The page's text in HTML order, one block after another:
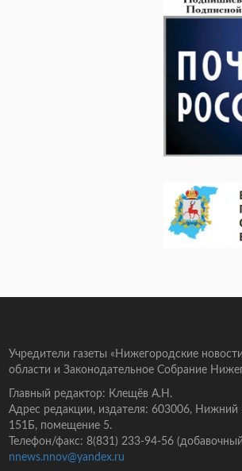
Учредители газеты «Нижегородские
области и Законодательное Собрание
Главный редактор: Клещёв А.Н.
Адрес редакции, издателя: 603006,
151Б, помещение 5.
Телефон/факс: 8(831) 233-94-56
nnews.nnov@yandex.ru